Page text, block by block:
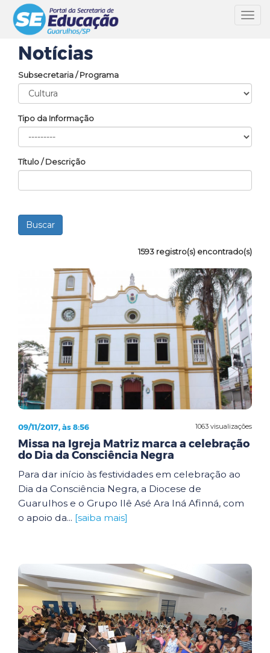
Notícias
Subsecretaria / Programa
Tipo da Informação
Título / Descrição
1593 registro(s) encontrado(s)
1063 visualizações
09/11/2017, às 8:56
Missa na Igreja Matriz marca a celebração
do Dia da Consciência Negra
Para dar início às festividades em celebração ao
Dia da Consciência Negra, a Diocese de
Guarulhos e o Grupo Ilê Asé Ara Iná Afinná, com
o apoio da... [saiba mais]